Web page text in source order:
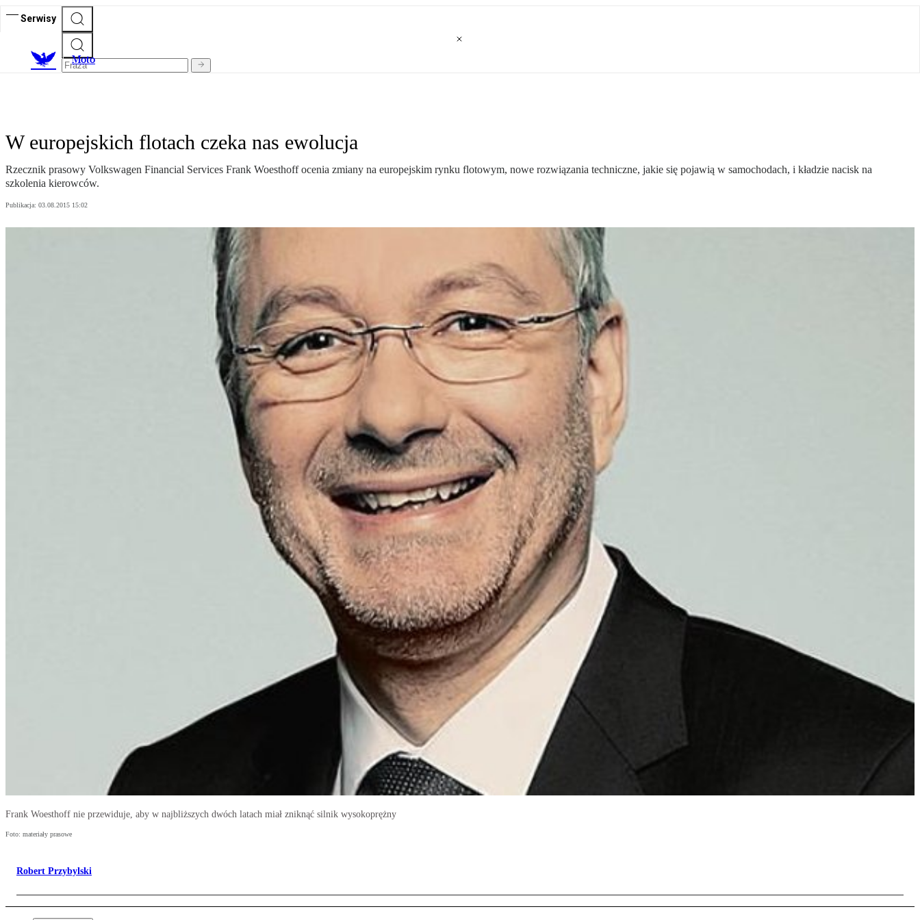
Serwisy
Moto
W europejskich flotach czeka nas ewolucja
Rzecznik prasowy Volkswagen Financial Services Frank Woesthoff ocenia zmiany na europejskim rynku flotowym, nowe rozwiązania techniczne, jakie się pojawią w samochodach, i kładzie nacisk na
szkolenia kierowców.
Publikacja: 03.08.2015 15:02
Frank Woesthoff nie przewiduje, aby w najbliższych dwóch latach miał zniknąć silnik wysokoprężny
Foto: materiały prasowe
Robert Przybylski